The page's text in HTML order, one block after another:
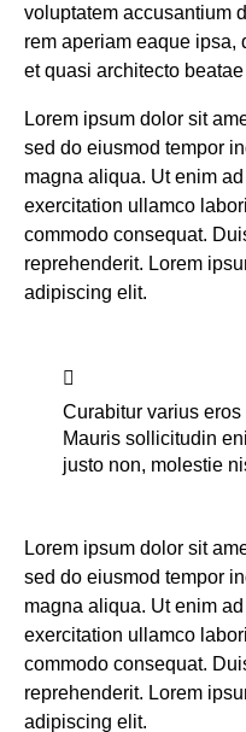
voluptatem accusantium
rem aperiam eaque ipsa,
et quasi architecto
Lorem ipsum dolor sit
sed do eiusmod tempor
magna aliqua. Ut enim
exercitation ullamco
commodo consequat.
reprehenderit. Lorem
adipiscing elit.
Curabitur varius
Mauris sollicitudin
justo non, molestie
Lorem ipsum dolor sit
sed do eiusmod tempor
magna aliqua. Ut enim
exercitation ullamco
commodo consequat.
reprehenderit. Lorem
adipiscing elit.